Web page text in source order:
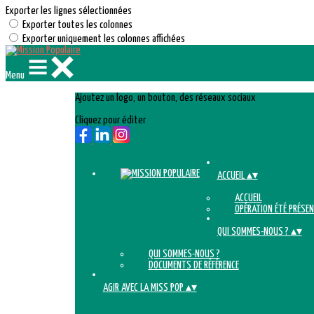
Exporter les lignes sélectionnées
Exporter toutes les colonnes
Exporter uniquement les colonnes affichées
Menu
Ajoutez un logo, un bouton, des réseaux sociaux
Cliquez pour éditer
ACCUEIL ▴▾
ACCUEIL
OPÉRATION ÉTÉ
QUI SOMMES-NOUS ? ▴▾
QUI SOMMES-NOUS ?
DOCUMENTS DE RÉFÉRENCE
AGIR AVEC LA MISS POP ▴▾